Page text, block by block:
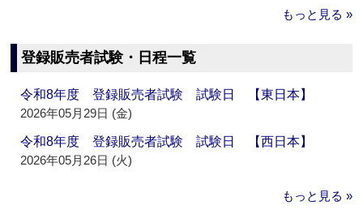
もっと見る »
登録販売者試験・日程一覧
令和8年度 登録販売者試験 試験日 【東日本】
2026年05月29日 (金)
令和8年度 登録販売者試験 試験日 【西日本】
2026年05月26日 (火)
もっと見る »